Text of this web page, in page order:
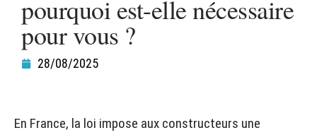
pourquoi est-elle nécessaire
pour vous ?
28/08/2025
En France, la loi impose aux constructeurs une